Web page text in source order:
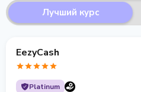
Лучший курс
EezyCash
Platinum